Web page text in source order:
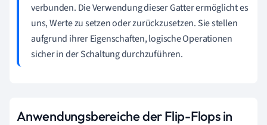
verbunden. Die Verwendung dieser Gatter ermöglicht es
uns, Werte zu setzen oder zurückzusetzen. Sie stellen
aufgrund ihrer Eigenschaften, logische Operationen
sicher in der Schaltung durchzuführen.
Anwendungsbereiche der Flip-Flops in